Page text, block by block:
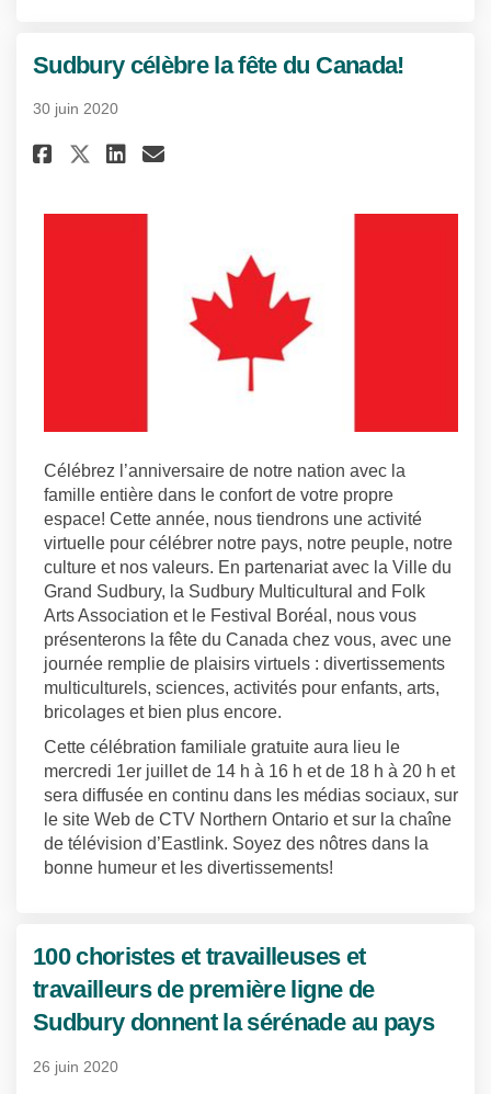
Sudbury célèbre la fête du Canada!
30 juin 2020
Partager Sudbury célèbre la
Partager Sudbury célèbre
Partager Sudbury
Courriel Sudbury
Célébrez l’anniversaire de notre nation avec la
famille entière dans le confort de votre propre
espace! Cette année, nous tiendrons une activité
virtuelle pour célébrer notre pays, notre peuple, notre
culture et nos valeurs. En partenariat avec la Ville du
Grand Sudbury, la Sudbury Multicultural and Folk
Arts Association et le Festival Boréal, nous vous
présenterons la fête du Canada chez vous, avec une
journée remplie de plaisirs virtuels : divertissements
multiculturels, sciences, activités pour enfants, arts,
bricolages et bien plus encore.
Cette célébration familiale gratuite aura lieu le
mercredi 1er juillet de 14 h à 16 h et de 18 h à 20 h et
sera diffusée en continu dans les médias sociaux, sur
le site Web de CTV Northern Ontario et sur la chaîne
de télévision d’Eastlink. Soyez des nôtres dans la
bonne humeur et les divertissements!
100 choristes et travailleuses et
travailleurs de première ligne de
Sudbury donnent la sérénade au pays
26 juin 2020